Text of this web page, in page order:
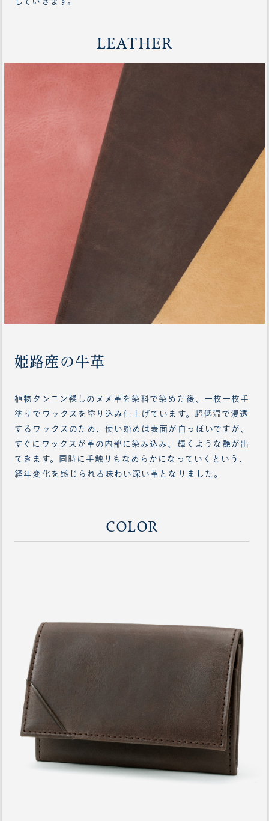
LEATHER
姫路産の牛革
植物タンニン鞣しのヌメ革を染料で染めた後、一枚一枚手
塗りでワックスを塗り込み仕上げています。超低温で浸透
するワックスのため、使い始めは表面が白っぽいですが、
すぐにワックスが革の内部に染み込み、輝くような艶が出
てきます。同時に手触りもなめらかになっていくという、
経年変化を感じられる味わい深い革となりました。
COLOR